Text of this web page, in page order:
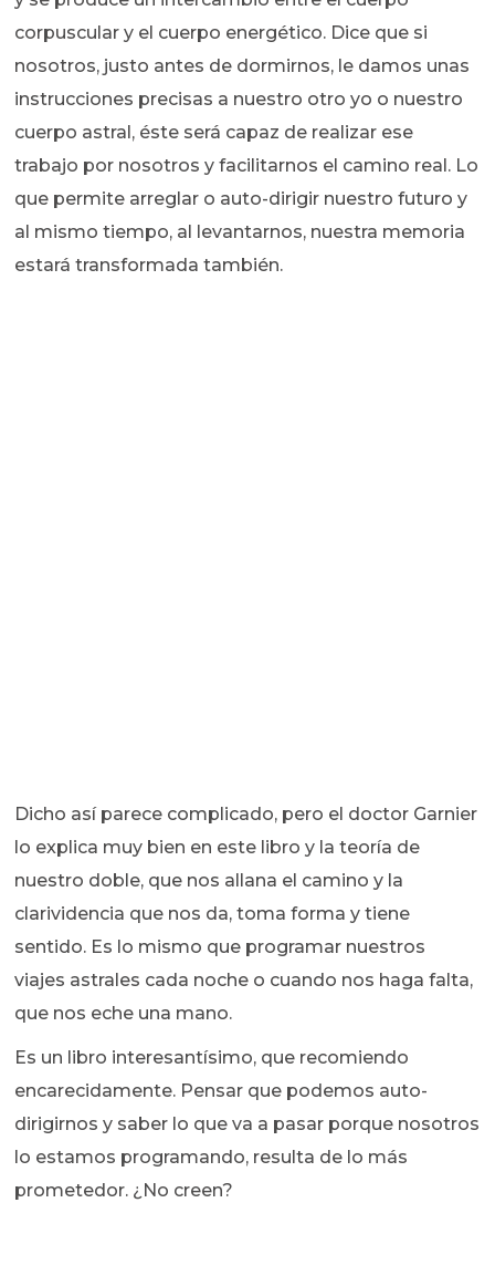
corpuscular y el cuerpo energético. Dice que si
nosotros, justo antes de dormirnos, le damos unas
instrucciones precisas a nuestro otro yo o nuestro
cuerpo astral, éste será capaz de realizar ese
trabajo por nosotros y facilitarnos el camino real. Lo
que permite arreglar o auto-dirigir nuestro futuro y
al mismo tiempo, al levantarnos, nuestra memoria
estará transformada también.
Dicho así parece complicado, pero el doctor Garnier
lo explica muy bien en este libro y la teoría de
nuestro doble, que nos allana el camino y la
clarividencia que nos da, toma forma y tiene
sentido. Es lo mismo que programar nuestros
viajes astrales cada noche o cuando nos haga falta,
que nos eche una mano.
Es un libro interesantísimo, que recomiendo
encarecidamente. Pensar que podemos auto-
dirigirnos y saber lo que va a pasar porque nosotros
lo estamos programando, resulta de lo más
prometedor. ¿No creen?